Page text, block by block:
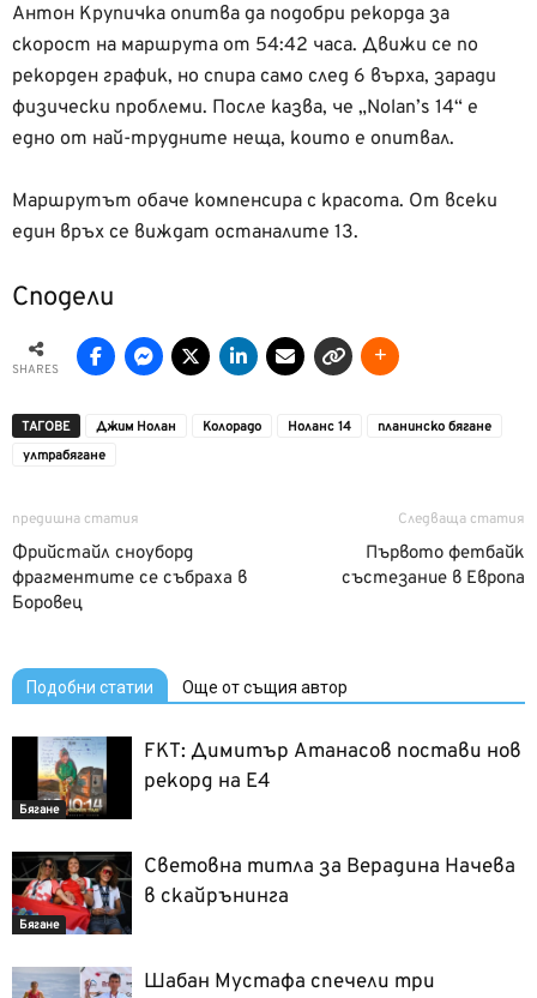
Антон Крупичка опитва да подобри рекорда за
скорост на маршрута от 54:42 часа. Движи се по
рекорден график, но спира само след 6 върха, заради
физически проблеми. После казва, че „Nolan’s 14“ е
едно от най-трудните неща, които е опитвал.
Маршрутът обаче компенсира с красота. От всеки
един връх се виждат останалите 13.
Сподели
SHARES
ТАГОВЕ Джим Нолан Колорадо Ноланс 14
планинско бягане
ултрабягане
предишна статия
Фрийстайл сноуборд
фрагментите се събраха в
Боровец
Следваща статия
Първото фетбайк
състезание в Европа
Подобни статии Още от същия автор
Бягане
FKT: Димитър Атанасов постави нов
рекорд на Е4
Бягане
Световна титла за Верадина Начева
в скайрънинга
Шабан Мустафа спечели три